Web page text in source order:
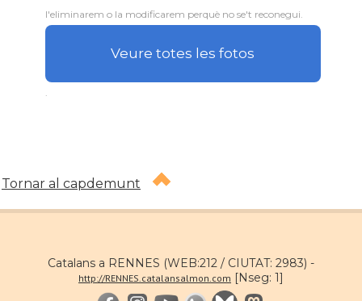
l'eliminarem o la modificarem perquè no se't reconegui.
Veure totes les fotos
Tornar al capdemunt
Catalans a RENNES (WEB:212 / CIUTAT: 2983) -
http://RENNES.catalansalmon.com [Nseg: 1]